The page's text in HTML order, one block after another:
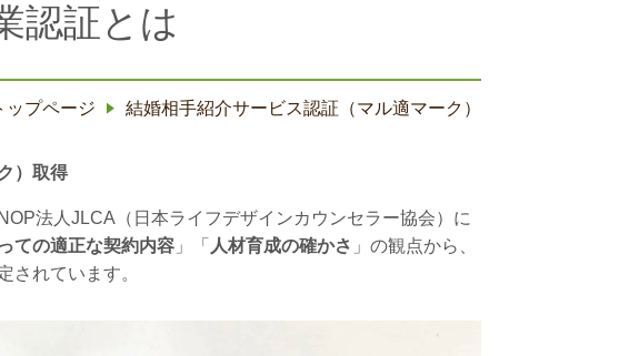
認証とは
ップページ 結婚相手紹介サービス認証（マル適マーク）
）取得
法人JLCA（日本ライフデザインカウンセラー協会）に
ての適正な契約内容 」「 人材育成の確かさ 」の観点から、
されています。